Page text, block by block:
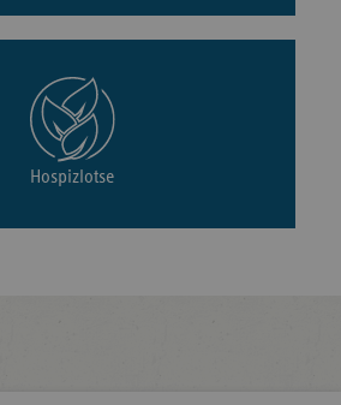
Hospizlotse